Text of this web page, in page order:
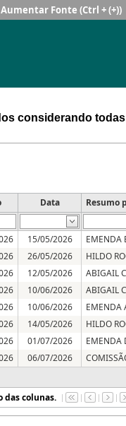
Aumentar Fonte (Ctrl + (+))